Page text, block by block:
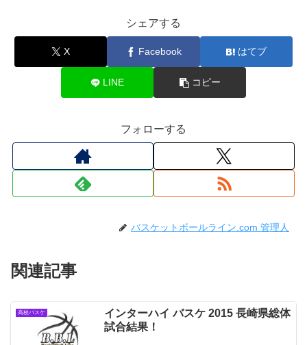
シェアする
X Facebook はてブ
LINE コピー
フォローする
バスケットボールライン.com 管理人
関連記事
高校バスケ
インターハイ バスケ 2015 長崎県総体
試合結果！